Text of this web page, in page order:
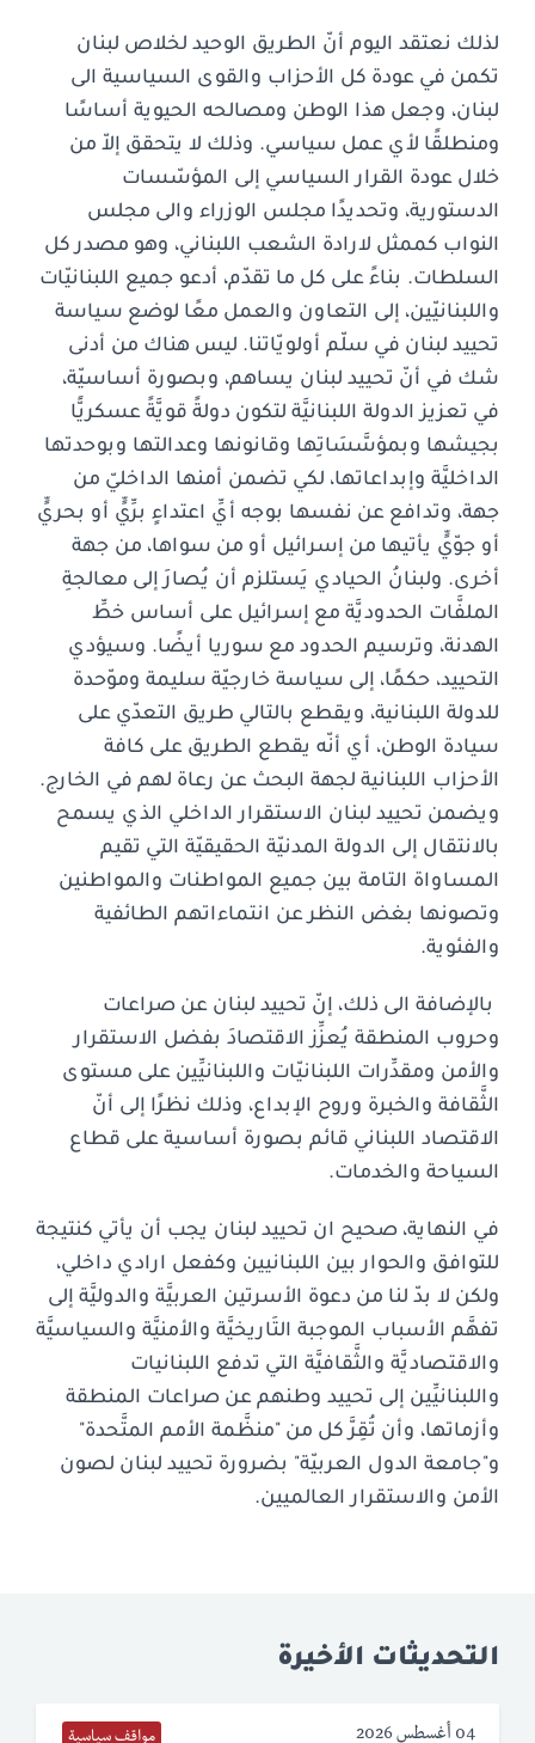
لذلك نعتقد اليوم أنّ الطريق الوحيد لخلاص لبنان
تكمن في عودة كل الأحزاب والقوى السياسية الى
لبنان، وجعل هذا الوطن ومصالحه الحيوية أساسًا
ومنطلقًا لأي عمل سياسي. وذلك لا يتحقق إلاّ من
خلال عودة القرار السياسي إلى المؤسّسات
الدستورية، وتحديدًا مجلس الوزراء والى مجلس
النواب كممثل لارادة الشعب اللبناني، وهو مصدر كل
السلطات. بناءً على كل ما تقدّم، أدعو جميع اللبنانيّات
واللبنانيّين، إلى التعاون والعمل معًا لوضع سياسة
تحييد لبنان في سلّم أولويّاتنا. ليس هناك من أدنى
شك في أنّ تحييد لبنان يساهم، وبصورة أساسيّة،
في تعزيز الدولة اللبنانيَّة لتكون دولةً قويَّةً عسكريًّا
بجيشها وبمؤسَّسَاتِها وقانونها وعدالتها وبوحدتها
الداخليَّة وإبداعاتها، لكي تضمن أمنها الداخليّ من
جهة، وتدافع عن نفسها بوجه أيِّ اعتداءٍ برِّيٍّ أو بحريٍّ
أو جوّيٍّ يأتيها من إسرائيل أو من سواها، من جهة
أخرى. ولبنانُ الحيادي يَستلزم أن يُصارَ إلى معالجةِ
الملفَّات الحدوديَّة مع إسرائيل على أساس خطِّ
الهدنة، وترسيم الحدود مع سوريا أيضًا. وسيؤدي
التحييد، حكمًا، إلى سياسة خارجيّة سليمة وموّحدة
للدولة اللبنانية، ويقطع بالتالي طريق التعدّي على
سيادة الوطن، أي أنّه يقطع الطريق على كافة
الأحزاب اللبنانية لجهة البحث عن رعاة لهم في الخارج.
ويضمن تحييد لبنان الاستقرار الداخلي الذي يسمح
بالانتقال إلى الدولة المدنيّة الحقيقيّة التي تقيم
المساواة التامة بين جميع المواطنات والمواطنين
وتصونها بغض النظر عن انتماءاتهم الطائفية
والفئوية.
بالإضافة الى ذلك، إنّ تحييد لبنان عن صراعات
وحروب المنطقة يُعزِّز الاقتصادَ بفضل الاستقرار
والأمن ومقدِّرات اللبنانيّات واللبنانيِّين على مستوى
الثَّقافة والخبرة وروح الإبداع، وذلك نظرًا إلى أنّ
الاقتصاد اللبناني قائم بصورة أساسية على قطاع
السياحة والخدمات.
في النهاية، صحيح ان تحييد لبنان يجب أن يأتي كنتيجة
للتوافق والحوار بين اللبنانيين وكفعل ارادي داخلي،
ولكن لا بدّ لنا من دعوة الأسرتين العربيَّة والدوليَّة إلى
تفهَّم الأسباب الموجبة التَاريخيَّة والأمنيَّة والسياسيَّة
والاقتصاديَّة والثَّقافيَّة التي تدفع اللبنانيات
واللبنانيِّين إلى تحييد وطنهم عن صراعات المنطقة
وأزماتها، وأن تُقِرَّ كل من "منظَّمة الأمم المتَّحدة"
و"جامعة الدول العربيّة" بضرورة تحييد لبنان لصون
الأمن والاستقرار العالميين.
التحديثات الأخيرة
04 أغسطس 2026 مواقف سياسية